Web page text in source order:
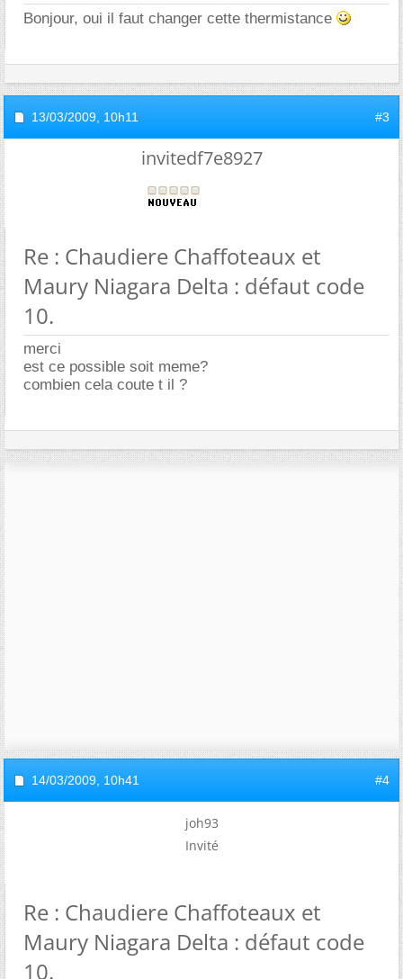
Bonjour, oui il faut changer cette thermistance
13/03/2009, 10h11 #3
invitedf7e8927
Re : Chaudiere Chaffoteaux et
Maury Niagara Delta : défaut code
10.
merci
est ce possible soit meme?
combien cela coute t il ?
14/03/2009, 10h41 #4
joh93
Invité
Re : Chaudiere Chaffoteaux et
Maury Niagara Delta : défaut code
10.